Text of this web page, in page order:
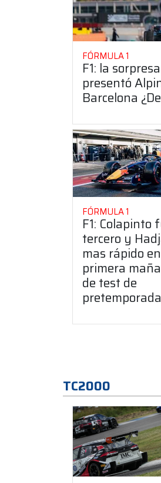
FÓRMULA 1
F1: la
presentó
Barcelona
FÓRMULA 1
F1: Colapinto
tercero y
mas rápido
primera
de test de
pretemporada
TC2000